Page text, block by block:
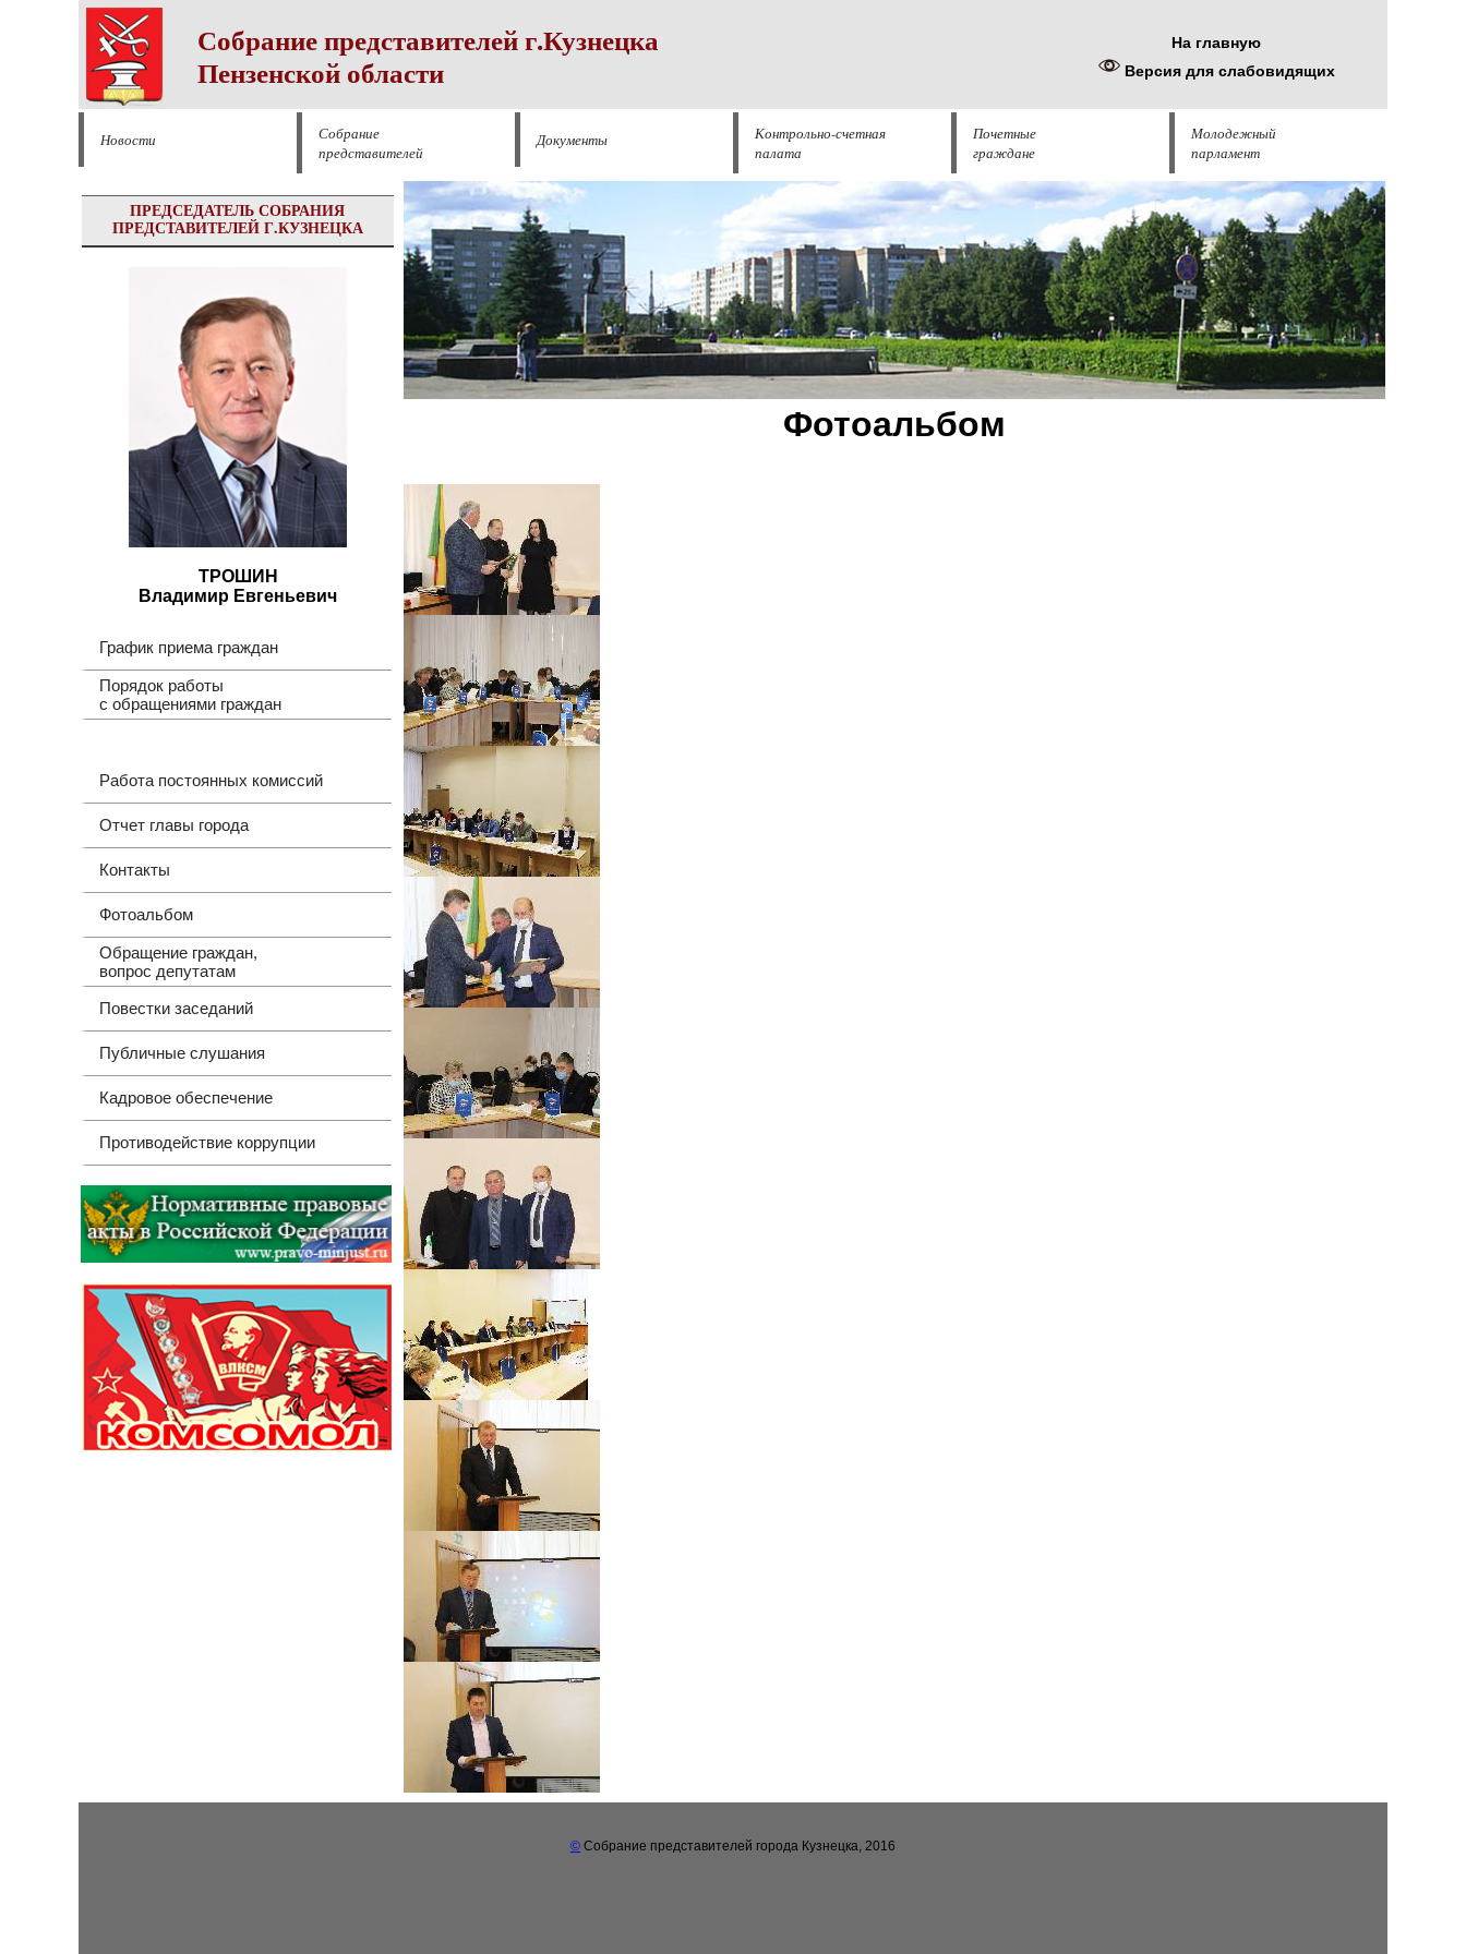
Собрание представителей г.Кузнецка
Пензенской области
На главную
Версия для слабовидящих
Новости
Собрание
представителей
Документы
Контрольно-счетная
палата
Почетные
граждане
Молодежный
парламент
ПРЕДСЕДАТЕЛЬ СОБРАНИЯ
ПРЕДСТАВИТЕЛЕЙ Г.КУЗНЕЦКА
ТРОШИН
Владимир Евгеньевич
График приема граждан
Порядок работы
с обращениями граждан
Работа постоянных комиссий
Отчет главы города
Контакты
Фотоальбом
Обращение граждан,
вопрос депутатам
Повестки заседаний
Публичные слушания
Кадровое обеспечение
Противодействие коррупции
Фотоальбом
© Собрание представителей города Кузнецка, 2016